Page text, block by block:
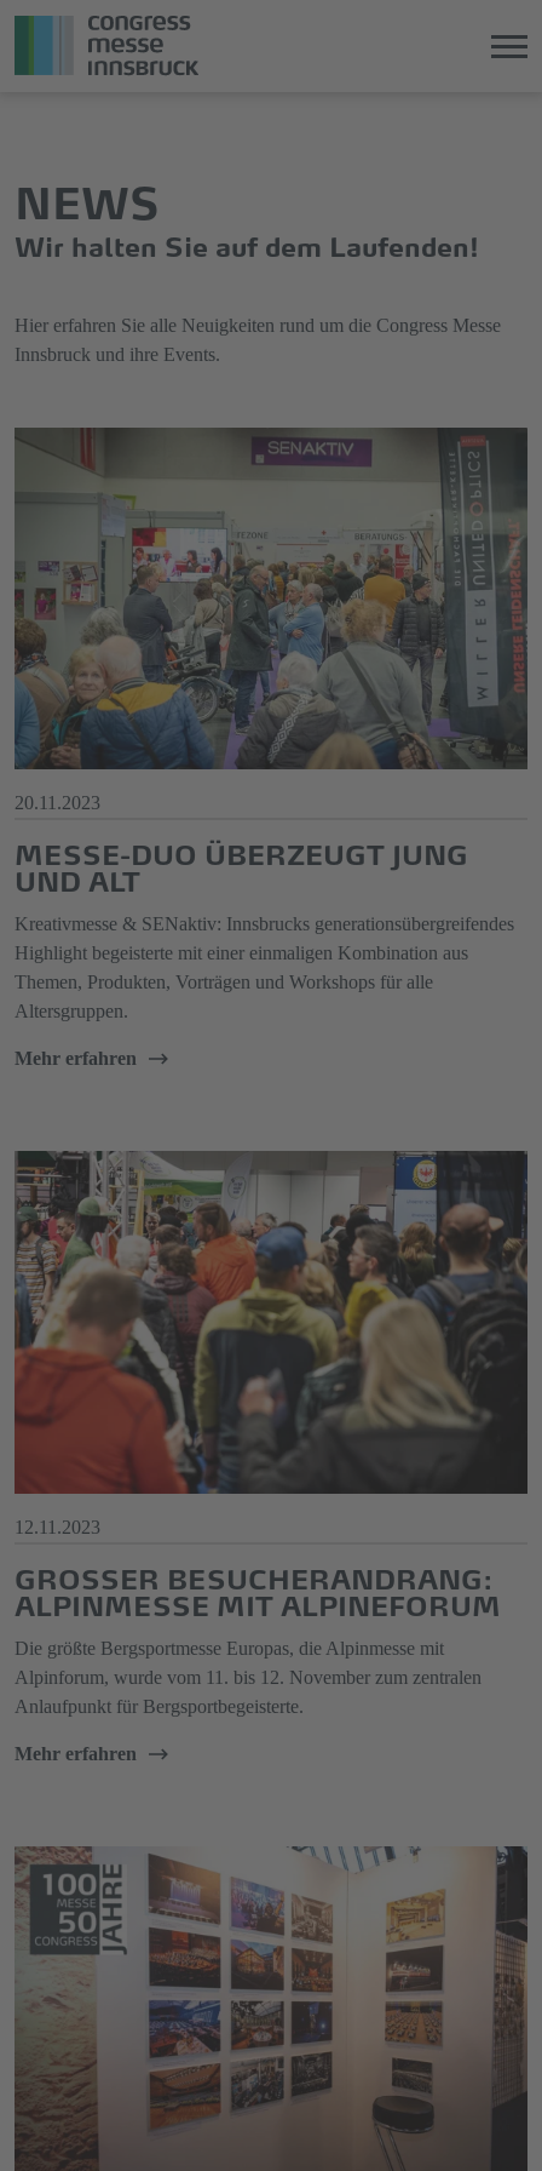
springen
springen
NEWS
Wir halten Sie auf dem Laufenden!
Hier erfahren Sie alle Neuigkeiten rund um die Congress Messe
Innsbruck und ihre Events.
20.11.2023
MESSE-DUO ÜBERZEUGT JUNG
UND ALT
Kreativmesse & SENaktiv: Innsbrucks generationsübergreifendes
Highlight begeisterte mit einer einmaligen Kombination aus
Themen, Produkten, Vorträgen und Workshops für alle
Altersgruppen.
Mehr erfahren
12.11.2023
GROSSER BESUCHERANDRANG: A
LPINMESSE MIT ALPINEFORUM
Die größte Bergsportmesse Europas, die Alpinmesse mit
Alpinforum, wurde vom 11. bis 12. November zum zentralen
Anlaufpunkt für Bergsportbegeisterte.
Mehr erfahren